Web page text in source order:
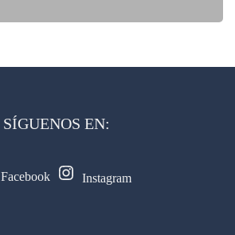
SÍGUENOS EN:
Facebook Instagram